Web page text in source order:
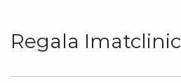
Regala Imatclinic